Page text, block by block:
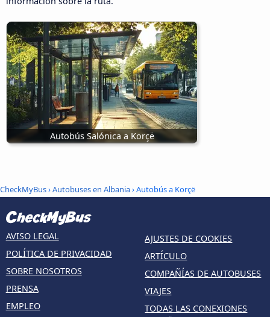
Autobús Salónica a Korçë
CheckMyBus›Autobuses en Albania› Autobús a Korçë
AVISO LEGAL
POLÍTICA DE PRIVACIDAD
SOBRE NOSOTROS
PRENSA
EMPLEO
AJUSTES DE COOKIES
ARTÍCULO
COMPAÑÍAS DE AUTOBUSES
VIAJES
TODAS LAS CONEXIONES